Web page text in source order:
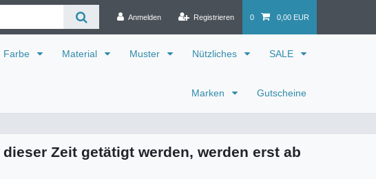
Anmelden Registrieren 0 0,00 EUR
Farbe Material Muster Nützliches SALE
Marken Gutscheine
Zeit getätigt werden, werden erst ab